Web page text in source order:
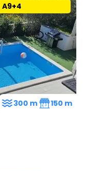
A9+4
300 m 150 m